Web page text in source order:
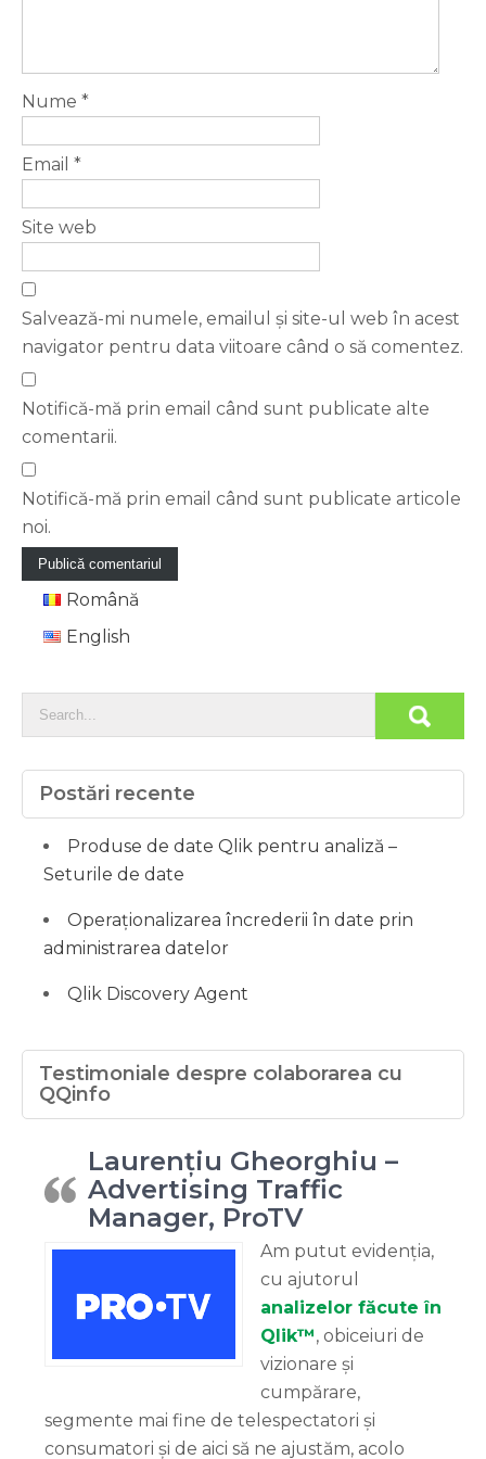
Nume *
Email *
Site web
Salvează-mi numele, emailul și site-ul web în acest
navigator pentru data viitoare când o să comentez.
Notifică-mă prin email când sunt publicate alte
comentarii.
Notifică-mă prin email când sunt publicate articole
noi.
Română
English
Postări recente
Produse de date Qlik pentru analiză –
Seturile de date
Operaționalizarea încrederii în date prin
administrarea datelor
Qlik Discovery Agent
Testimoniale despre colaborarea cu
QQinfo
Laurențiu Gheorghiu –
Advertising Traffic
Manager, ProTV
Am putut evidenția,
cu ajutorul
analizelor făcute în
Qlik™, obiceiuri de
vizionare și
cumpărare,
segmente mai fine de telespectatori și
consumatori și de aici să ne ajustăm, acolo